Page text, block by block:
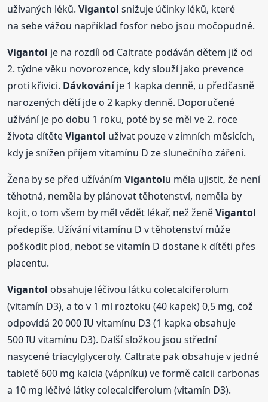
užívaných léků.Vigantol snižuje účinky léků, které
na sebe vážou například fosfor nebo jsou močopudné.
Vigantol je na rozdíl od Caltrate podáván dětem již od
2. týdne věku novorozence, kdy slouží jako prevence
proti křivici. Dávkováníje 1 kapka denně, u předčasně
narozených dětí jde o 2 kapky denně. Doporučené
užívání je po dobu 1 roku, poté by se měl ve 2. roce
života dítěteVigantol užívat pouze v zimních měsících,
kdy je snížen příjem vitamínu D ze slunečního záření.
Žena by se před užívánímVigantolu měla ujistit, že není
těhotná, neměla by plánovat těhotenství, neměla by
kojit, o tom všem by měl vědět lékař, než ženěVigantol
předepíše. Užívání vitamínu D v těhotenství může
poškodit plod, neboť se vitamín D dostane k dítěti přes
placentu.
Vigantol obsahuje léčivou látku colecalciferolum
(vitamín D3), a to v 1 ml roztoku (40 kapek) 0,5 mg, což
odpovídá 20 000 IU vitamínu D3 (1 kapka obsahuje
500 IU vitamínu D3). Další složkou jsou střední
nasycené triacylglyceroly. Caltrate pak obsahuje v jedné
tabletě 600 mg kalcia (vápníku) ve formě calcii carbonas
a 10 mg léčivé látky colecalciferolum (vitamín D3).